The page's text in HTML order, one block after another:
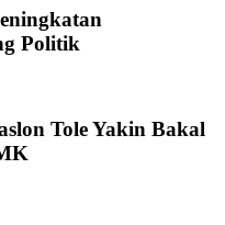
Politik
Tole Yakin Bakal